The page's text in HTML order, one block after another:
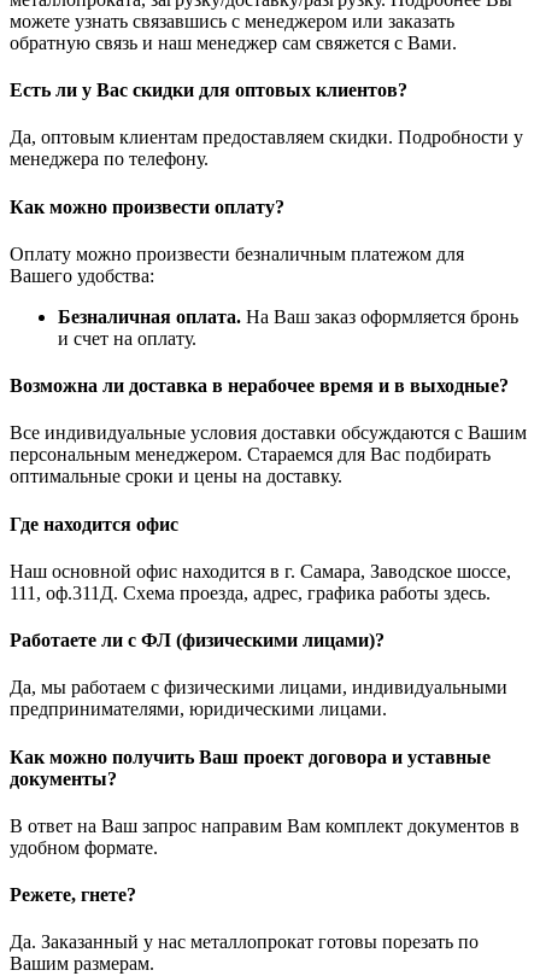
можете узнать связавшись с менеджером или заказать
обратную связь и наш менеджер сам свяжется с Вами.
Есть ли у Вас скидки для оптовых клиентов?
Да, оптовым клиентам предоставляем скидки. Подробности у
менеджера по телефону.
Как можно произвести оплату?
Оплату можно произвести безналичным платежом для
Вашего удобства:
Безналичная оплата. На Ваш заказ оформляется бронь
и счет на оплату.
Возможна ли доставка в нерабочее время и в выходные?
Все индивидуальные условия доставки обсуждаются с Вашим
персональным менеджером. Стараемся для Вас подбирать
оптимальные сроки и цены на доставку.
Где находится офис
Наш основной офис находится в г. Самара, Заводское шоссе,
111, оф.311Д. Схема проезда, адрес, графика работы здесь.
Работаете ли с ФЛ (физическими лицами)?
Да, мы работаем с физическими лицами, индивидуальными
предпринимателями, юридическими лицами.
Как можно получить Ваш проект договора и уставные
документы?
В ответ на Ваш запрос направим Вам комплект документов в
удобном формате.
Режете, гнете?
Да. Заказанный у нас металлопрокат готовы порезать по
Вашим размерам.